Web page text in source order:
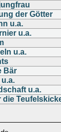
der Götter
u.a.
u.a.
u.a.
Bär
u.a.
die